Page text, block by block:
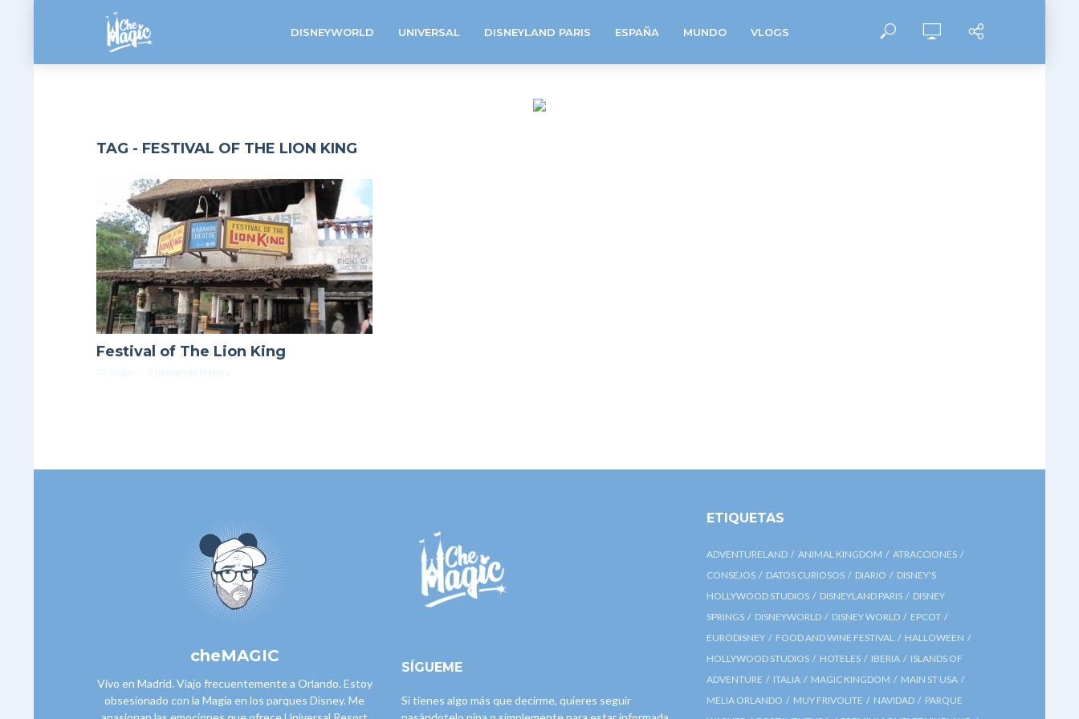
DISNEYWORLD UNIVERSAL DISNEYLAND PARIS ESPAÑA MUNDO VLOGS
TAG - FESTIVAL OF THE LION KING
Festival of The Lion King
cheMAGIC
Vivo en Madrid. Viajo frecuentemente a Orlando. Estoy
obsesionado con la Magia en los parques Disney. Me
SÍGUEME
Si tienes algo más que decirme, quieres seguir
ETIQUETAS
ADVENTURELAND ANIMAL KINGDOM
ATRACCIONES
CONSEJOS
DATOS CURIOSOS DIARIO
DISNEY'S
HOLLYWOOD STUDIOS
DISNEYLAND PARIS
DISNEY
SPRINGS
DISNEYWORLD DISNEY WORLD
EPCOT
EURODISNEY
FOOD AND WINE FESTIVAL
HALLOWEEN
HOLLYWOOD STUDIOS
HOTELES IBERIA
ISLANDS OF
ADVENTURE
ITALIA MAGIC KINGDOM
MAIN ST USA
MELIA ORLANDO
MUY FRIVOLITE NAVIDAD
PARQUE